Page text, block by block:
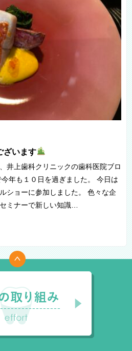
ざいます
井上歯科クリニックの歯科医院ブロ
年も１０日を過ぎました。 今日は
ショーに参加しました。 色々な企
ミナーで新しい知識…